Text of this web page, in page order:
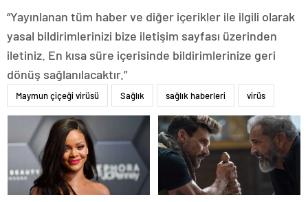
“Yayınlanan tüm haber ve diğer içerikler ile ilgili olarak
yasal bildirimlerinizi bize iletişim sayfası üzerinden
iletiniz. En kısa süre içerisinde bildirimlerinize geri
dönüş sağlanılacaktır.”
Maymun çiçeği virüsü Sağlık sağlık haberleri virüs